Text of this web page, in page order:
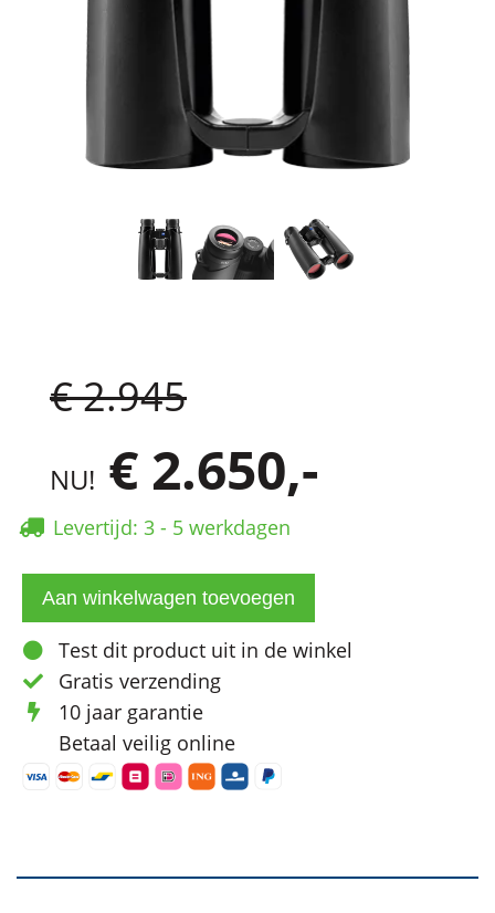
€ 2.945
NU! € 2.650,-
Levertijd: 3 - 5 werkdagen
Test dit product uit in de winkel
Gratis verzending
10 jaar garantie
Betaal veilig online